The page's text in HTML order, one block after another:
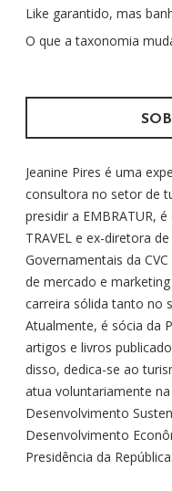
r
p
:
Like garantido, mas
O que a taxonomia
Jeanine Pires é uma
consultora no setor de
presidir a EMBRATUR,
TRAVEL e ex-diretora
Governamentais da
de mercado e
carreira sólida tanto no
Atualmente, é sócia da
artigos e livros
disso, dedica-se ao
atua voluntariamente
Desenvolvimento
Desenvolvimento
Presidência da República.